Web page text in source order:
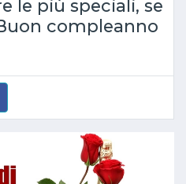
le più speciali, se
compleanno